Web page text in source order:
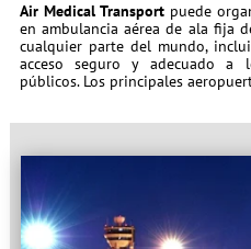
Air Medical Transportpuede
en ambulancia aérea de ala fija
cualquier parte del mundo,
acceso seguro y adecuado a
públicos. Los principales